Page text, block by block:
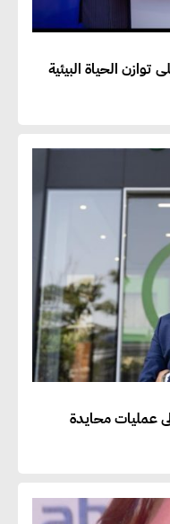
توازن الحياة البيئية
عمليات محايدة